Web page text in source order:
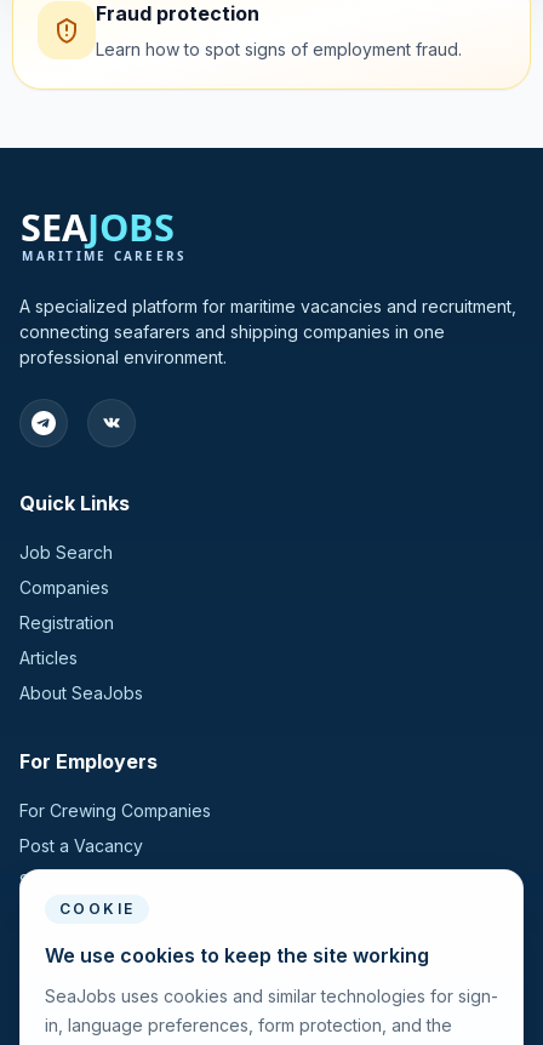
Fraud protection
Learn how to spot signs of employment fraud.
A specialized platform for maritime vacancies and recruitment,
connecting seafarers and shipping companies in one
professional environment.
Quick Links
Job Search
Companies
Registration
Articles
About SeaJobs
For Employers
For Crewing Companies
Post a Vacancy
Search Candidates
For Seafarers
For Seafarers
Search Vacancies
COOKIE
We use cookies to keep the site working
SeaJobs uses cookies and similar technologies for sign-
in, language preferences, form protection, and the